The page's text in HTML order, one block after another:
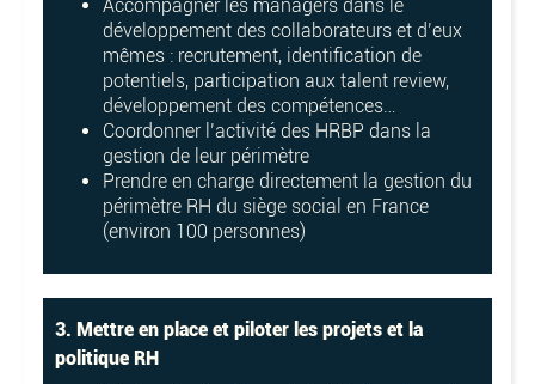
Accompagner les managers dans le
développement des collaborateurs et d’eux
mêmes : recrutement, identification de
potentiels, participation aux talent review,
développement des compétences…
Coordonner l’activité des HRBP dans la
gestion de leur périmètre
Prendre en charge directement la gestion du
périmètre RH du siège social en France
(environ 100 personnes)
3. Mettre en place et piloter les projets et la
politique RH